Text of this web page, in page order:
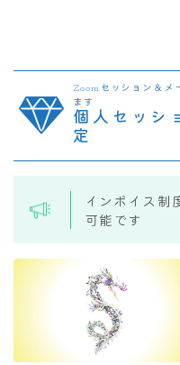
Zoomセッション＆
ます
個人セッシ
定
インボイス制
可能です